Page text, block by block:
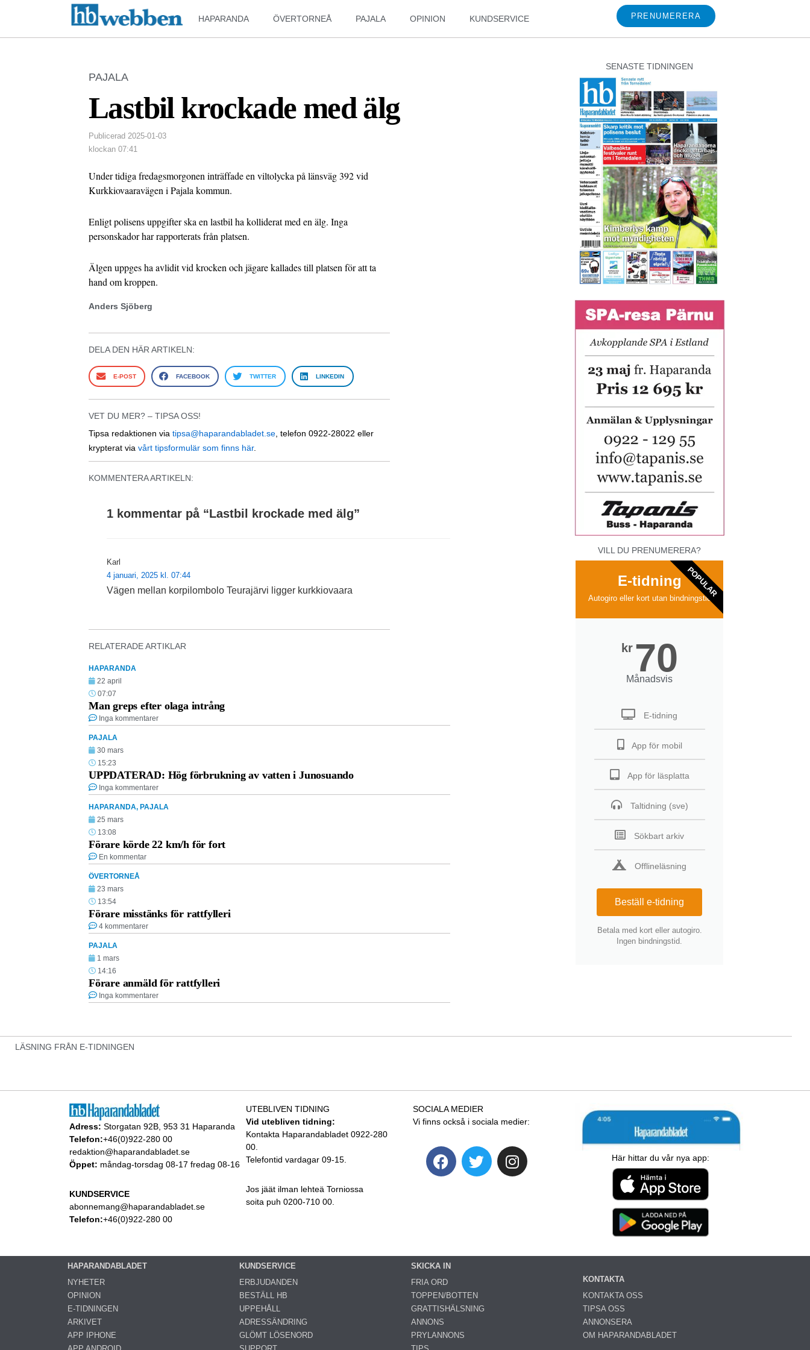
HAPARANDA ÖVERTORNEÅ PAJALA OPINION KUNDSERVICE PRENUMERERA
PAJALA
Lastbil krockade med älg
Publicerad 2025-01-03
klockan 07:41
Under tidiga fredagsmorgonen inträffade en viltolycka på länsväg 392 vid
Kurkkiovaaravägen i Pajala kommun.
Enligt polisens uppgifter ska en lastbil ha kolliderat med en älg. Inga
personskador har rapporterats från platsen.
Älgen uppges ha avlidit vid krocken och jägare kallades till platsen för att ta
hand om kroppen.
Anders Sjöberg
DELA DEN HÄR ARTIKELN:
E-POST FACEBOOK TWITTER LINKEDIN
VET DU MER? – TIPSA OSS!
Tipsa redaktionen via tipsa@haparandabladet.se , telefon 0922-28022 eller
krypterat via vårt tipsformulär som finns här.
KOMMENTERA ARTIKELN:
1 kommentar på “Lastbil krockade med älg”
Karl
4 januari, 2025 kl. 07:44
Vägen mellan korpilombolo Teurajärvi ligger kurkkiovaara
RELATERADE ARTIKLAR
HAPARANDA
22 april
07:07
Man greps efter olaga intrång
Inga kommentarer
PAJALA
30 mars
15:23
UPPDATERAD: Hög förbrukning av vatten i Junosuando
Inga kommentarer
HAPARANDA, PAJALA
25 mars
13:08
Förare körde 22 km/h för fort
En kommentar
ÖVERTORNEÅ
23 mars
13:54
Förare misstänks för rattfylleri
4 kommentarer
PAJALA
1 mars
14:16
Förare anmäld för rattfylleri
Inga kommentarer
SENASTE TIDNINGEN
VILL DU PRENUMERERA?
E-tidning
Autogiro eller kort utan bindningstid
kr 70
Månadsvis
E-tidning
App för mobil
App för läsplatta
Taltidning (sve)
Sökbart arkiv
Offlineläsning
Beställ e-tidning
Betala med kort eller autogiro.
Ingen bindningstid.
POPULAR
LÄSNING FRÅN E-TIDNINGEN
Adress: Storgatan 92B, 953 31 Haparanda
Telefon:+46(0)922-280 00
redaktion@haparandabladet.se
Öppet: måndag-torsdag 08-17 fredag 08-16
KUNDSERVICE
abonnemang@haparandabladet.se
Telefon:+46(0)922-280 00
UTEBLIVEN TIDNING
Vid utebliven tidning:
Kontakta Haparandabladet 0922-280
00.
Telefontid vardagar 09-15.
Jos jäät ilman lehteä Torniossa
soita puh 0200-710 00.
SOCIALA MEDIER
Vi finns också i sociala medier:
Här hittar du vår nya app:
HAPARANDABLADET
NYHETER
OPINION
E-TIDNINGEN
ARKIVET
APP IPHONE
KUNDSERVICE
ERBJUDANDEN
BESTÄLL HB
UPPEHÅLL
ADRESSÄNDRING
GLÖMT LÖSENORD
SKICKA IN
FRIA ORD
TOPPEN/BOTTEN
GRATTISHÄLSNING
ANNONS
PRYLANNONS
KONTAKTA
KONTAKTA OSS
TIPSA OSS
ANNONSERA
OM HAPARANDABLADET